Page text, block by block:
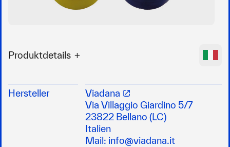
Produktdetails
verhindert das Ausfädeln von Trimmleinen und
Hersteller
Viadana
Via Villaggio Giardino 5/7
23822 Bellano (LC)
Italien
Mail: info@viadana.it